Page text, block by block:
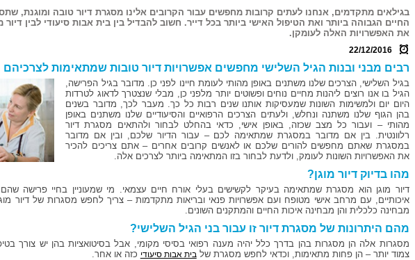
בגילאים מתקדמים, אנחנו לעתים קרובות מחפשים עבור הקרובים אלינו מסגרת דיור טובה ומוגנת,
החיים הגבוהה ביותר ואת הטיפול האישי ביותר בכל דייר. חשוב להבדיל בין בית אבות סיעודי לבין דיור
את האפשרויות האלה לעומקן.
22/12/2016
רבים מבני ובנות הגיל השלישי מחפשים אפשרויות דיור טובות שמתאימות לצרכיהם
בגיל השלישי, הצרכים שלנו משתנים באופן מהותי לעומת חיינו לפני כן. מדובר בגיל הפרישה,
הגיל בו אנו רוצים ליהנות מחיים נוחים ופשוטים יותר מלפני כן, מבלי שנצטרך לדאוג לטרדות
היום יום ולמשימות השונות שמעסיקות אותנו שנים רבות כל כך. מעבר לכך, מדובר בשנים
בהן הגוף שלנו משתנה ונחלש, ולעתים הצרכים הרפואיים והסיעודיים שלנו משתנים באופן
מהותי – ועבור כל מצב שכזה, באופן אישי, כדאי בהחלט לבחור ולהתאים מסגרת דיור
רלוונטית. בין אם מדובר במסגרת שמתאימה לכם – עבור הדיור שלכם, ובין אם מדובר
במסגרת שאתם מחפשים להורים שלכם או לאנשים קרובים אחרים – אתם צריכים להכיר
את האפשרויות השונות לעומק, ולדעת לבחור בזו המתאימה ביותר לצרכים אלה.
מהו בדיוק דיור מוגן?
דיור מוגן הוא מסגרת שמתאימה בעיקר לקשישים בעלי אורח חיים עצמאי. מי שמעוניין בחיי פרישה
איכותיים, עם מרחב אישי מטופח ועם אפשרויות פנאי ובריאות מתקדמות – צריך לחפש מסגרות של דיור
מבחינה כלכלית והן מבחינה איכות החיים והמתקנים השונים.
מהם היתרונות של מסגרת דיור זו עבור בני הגיל השלישי?
מסגרות אלה הן מסגרות בהן בדרך כלל יהיה מענה רפואי בסיסי מקומי, אבל בסיטואציות בהן יש צורך
צמוד יותר – הן פחות מתאימות, וכדאי לחפש מסגרת שלבית אבות סיעודי כזה או אחר.